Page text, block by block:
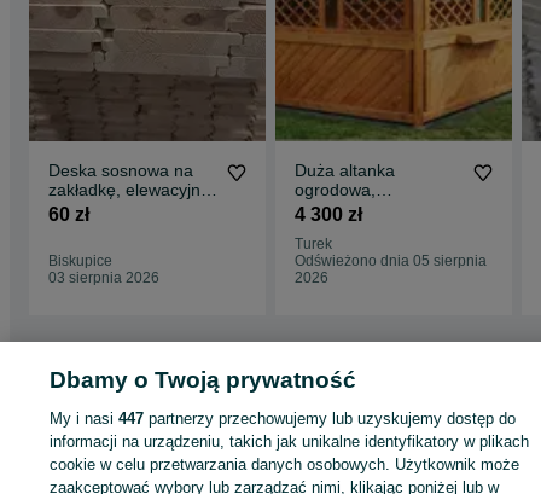
Deska sosnowa na
zakładkę, elewacyjna
, sosna
60 zł
Biskupice
03 sierpnia 2026
Duża altanka
ogrodowa,
PROMOCJA 2026 !!!
4 300 zł
Turek
Odświeżono dnia 05 sierpnia
2026
Strona główna Dom i Ogród Ogród Architektura ogrodowa
Pozostałe - Wielkopolskie
Pozostałe - Turek
KATEGORIA
Dbamy o Twoją prywatność
My i nasi447 partnerzy przechowujemy lub uzyskujemy dostęp do
informacji na urządzeniu, takich jak unikalne identyfikatory w plikach
cookie w celu przetwarzania danych osobowych. Użytkownik może
zaakceptować wybory lub zarządzać nimi, klikając poniżej lub w